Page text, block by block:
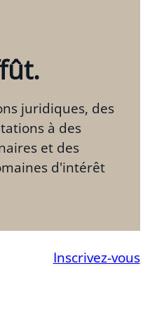
juridiques, des
à des
et des
d'intérêt
Inscrivez-vous